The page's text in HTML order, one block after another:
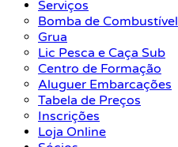
Serviços
Bomba de Combustível
Grua
Lic Pesca e Caça Sub
Centro de Formação
Aluguer Embarcações
Tabela de Preços
Inscrições
Loja Online